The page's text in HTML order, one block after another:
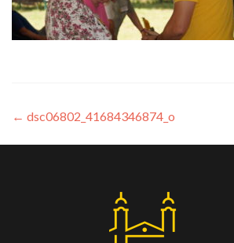
← dsc06802_41684346874_o